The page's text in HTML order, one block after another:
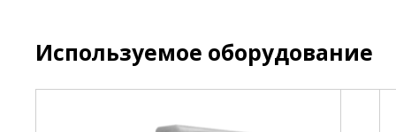
Используемое оборудование